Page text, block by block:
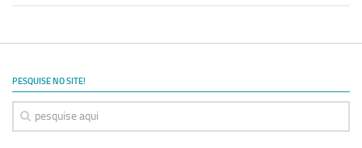
PESQUISE NO SITE!